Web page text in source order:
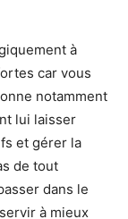
à
car vous
notamment
lui laisser
et gérer la
de tout
dans le
à mieux